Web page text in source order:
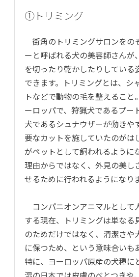
①トリミング
街角のトリミングサロンをの
ーと呼ばれる犬の美容師さんが
を切ったり乾かしたりしている
できます。トリミングとは、シ
トなどで動物の毛を整えること
ーロッパで、狩猟犬であるプー
犬であるシュナウザーが動きや
要なカットを施していたのがは
がペットとして飼われるように
理由からではなく、外見の美し
せるために行われるようになり
コンパニオンアニマルとして
する現在、トリミングは単なる
のためだけではなく、清潔さや
に保つため、という意味合いも
特に、ヨーロッパ原産の犬種に